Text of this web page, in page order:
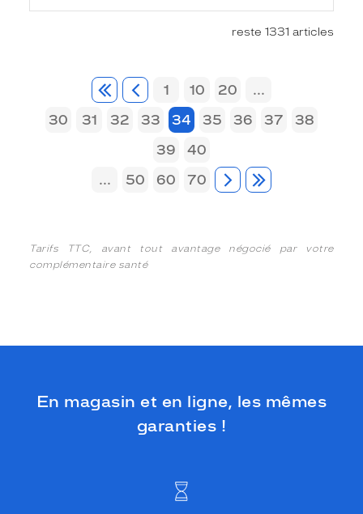
reste 1331 articles
1 10 20
...
30
31 32 33 34 35 36 37
38
39
40
...
50 60 70
Tarifs TTC, avant tout avantage négocié par votre
complémentaire santé
En magasin et en ligne, les mêmes
garanties !